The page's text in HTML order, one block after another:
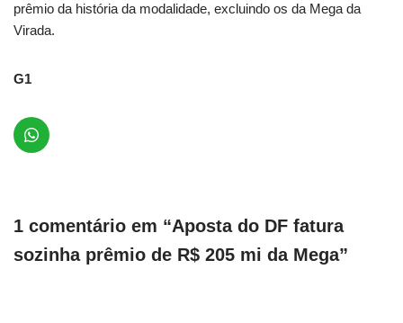
prêmio da história da modalidade, excluindo os da Mega da
Virada.
G1
1 comentário em “Aposta do DF fatura
sozinha prêmio de R$ 205 mi da Mega”